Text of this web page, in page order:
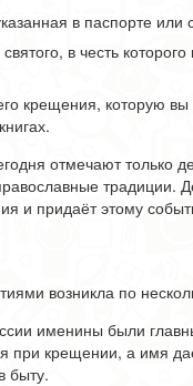
в паспорте или
в честь
крещения, которую
отмечают только
и придаёт этому
возникла по
именины были
при крещении, а имя
быту.